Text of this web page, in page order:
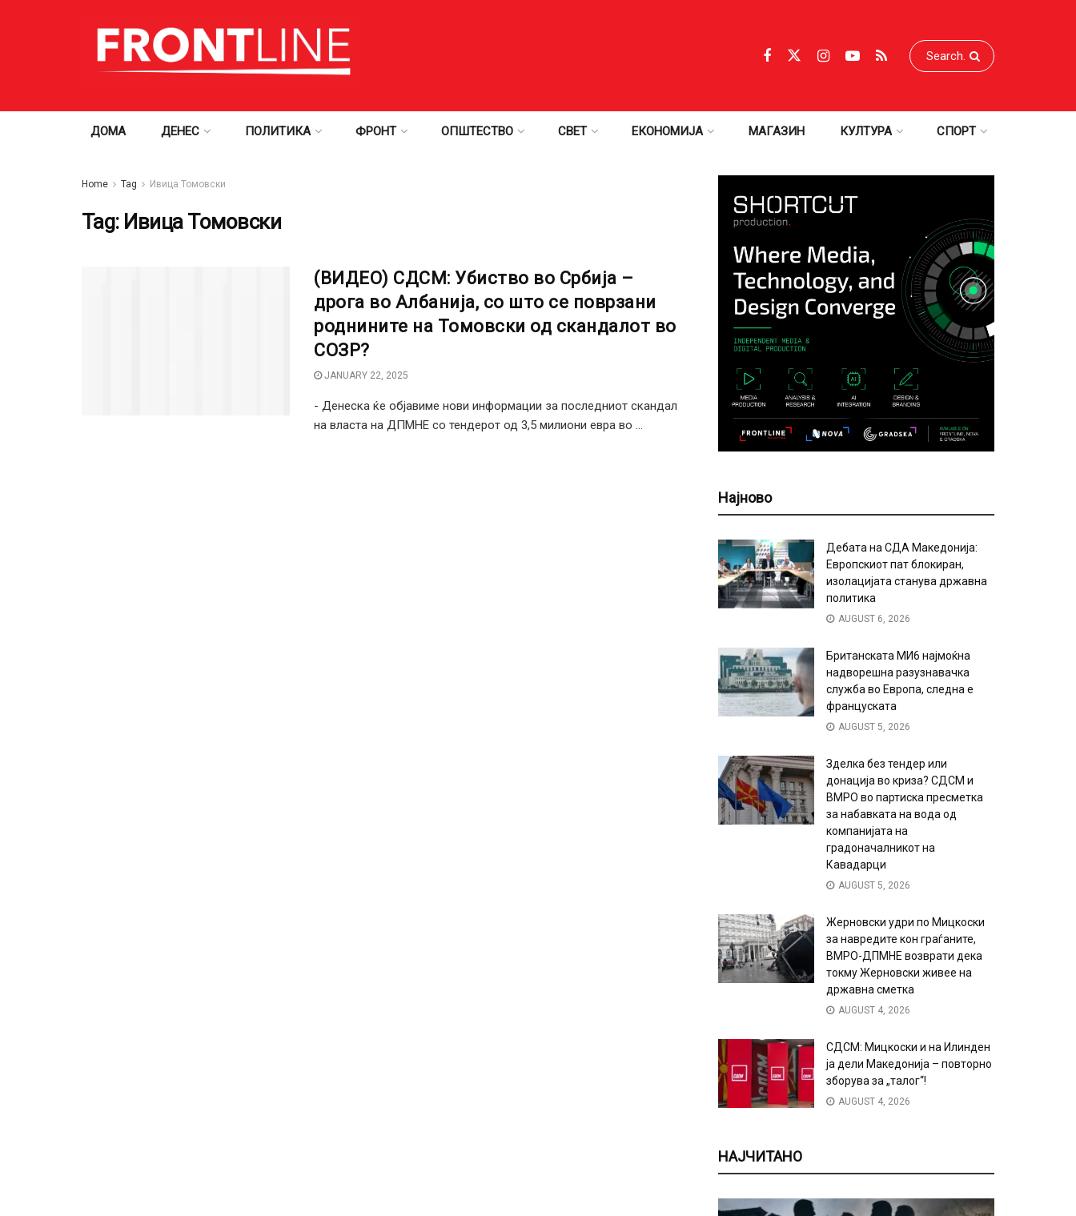
ДОМА ДЕНЕС ПОЛИТИКА ФРОНТ ОПШТЕСТВО СВЕТ ЕКОНОМИЈА МАГАЗИН КУЛТУРА СПОРТ
Home Tag Ивица Томовски
Tag: Ивица Томовски
(ВИДЕО) СДСМ: Убиство во Србија –
дрога во Албанија, со што се поврзани
роднините на Томовски од скандалот во
СОЗР?
JANUARY 22, 2025
- Денеска ќе објавиме нови информации за последниот скандал
на власта на ДПМНЕ со тендерот од 3,5 милиони евра во ...
Најново
Дебата на СДА Македонија:
Европскиот пат блокиран,
изолацијата станува државна
политика
AUGUST 6, 2026
Британската МИ6 најмоќна
надворешна разузнавачка
служба во Европа, следна е
француската
AUGUST 5, 2026
Зделка без тендер или
донација во криза? СДСМ и
ВМРО во партиска пресметка
за набавката на вода од
компанијата на
градоначалникот на
Кавадарци
AUGUST 5, 2026
Жерновски удри по Мицкоски
за навредите кон граѓаните,
ВМРО-ДПМНЕ возврати дека
токму Жерновски живее на
државна сметка
AUGUST 4, 2026
СДСМ: Мицкоски и на Илинден
ја дели Македонија – повторно
зборува за „талог“!
AUGUST 4, 2026
НАЈЧИТАНО